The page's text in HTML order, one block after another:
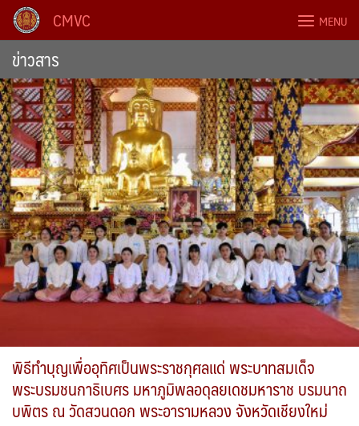
Skip
content
CMVC MENU
ข่าวสาร
พิธีทำบุญเพื่ออุทิศเป็นพระราชกุศลแด่ พระบาทสมเด็จ
พระบรมชนกาธิเบศร มหาภูมิพลอดุลยเดชมหาราช บรมนาถ
บพิตร ณ วัดสวนดอก พระอารามหลวง จังหวัดเชียงใหม่